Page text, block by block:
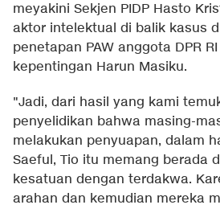
meyakini Sekjen PIDP Hasto
aktor intelektual di balik kasus
penetapan PAW anggota DPR
kepentingan Harun Masiku.
"Jadi, dari hasil yang kami
penyelidikan bahwa masing-
melakukan penyuapan, dalam
Saeful, Tio itu memang berada
kesatuan dengan terdakwa.
arahan dan kemudian mereka